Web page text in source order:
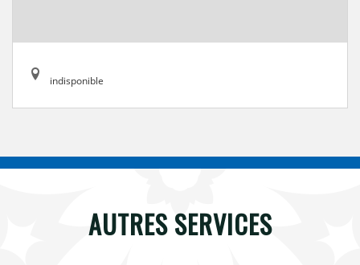
indisponible
AUTRES SERVICES